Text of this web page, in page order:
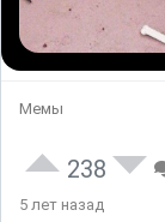
Мемы
238
5 лет назад